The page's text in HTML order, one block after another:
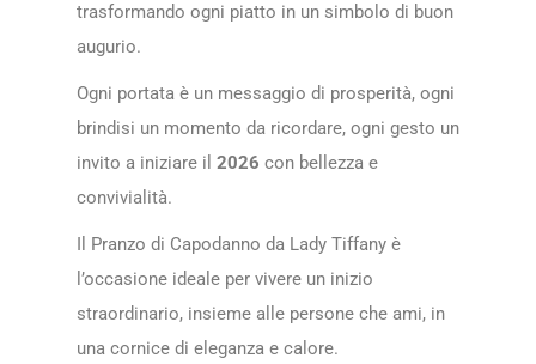
trasformando ogni piatto in un simbolo di buon
augurio.
Ogni portata è un messaggio di prosperità, ogni
brindisi un momento da ricordare, ogni gesto un
invito a iniziare il 2026 con bellezza e
convivialità.
Il Pranzo di Capodanno da Lady Tiffany è
l’occasione ideale per vivere un inizio
straordinario, insieme alle persone che ami, in
una cornice di eleganza e calore.